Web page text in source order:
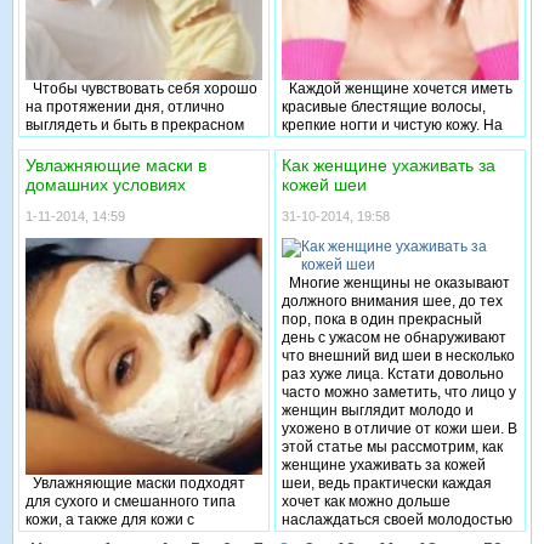
Чтобы чувствовать себя хорошо
на протяжении дня, отлично
выглядеть и быть в прекрасном
настроении, необходимо
высыпаться. Но в наше время
очень многие люди не могут
заснуть, начинают
подсаживаться на снотворные
возможность получать
удовольствие от естественного
сна.
Каждой женщине хочется иметь
красивые блестящие волосы,
крепкие ногти и чистую кожу. На
рынке производители
предлагают широкий выбор
косметических средств для ухода
достаточно ли только этих
красиво? Конечно, недостаточно.
Если ваша диета не содержит
питательные вещества,
минералы, витамины то даже
лучшие косметические средства
не окажут должного эффекта.
Продукты которые улучшают
кожу волосы и ногти состоят из
определенных полезных
компонентов, которые нужны
быть в ежедневном рационе.
Увлажняющие маски в
домашних условиях
1-11-2014, 14:59
Увлажняющие маски подходят
для сухого и смешанного типа
кожи, а также для кожи с
морщинами. Однако зимой в
Как женщине ухаживать за
кожей шеи
31-10-2014, 19:58
Многие женщины не оказывают
должного внимания шее, до тех
пор, пока в один прекрасный
день с ужасом не обнаруживают
что внешний вид шеи в несколько
раз хуже лица. Кстати довольно
часто можно заметить, что лицо у
женщин выглядит молодо и
ухожено в отличие от кожи шеи. В
этой статье мы рассмотрим, как
женщине ухаживать за кожей
шеи, ведь практически каждая
хочет как можно дольше
наслаждаться своей молодостью